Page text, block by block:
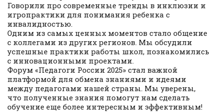
Говорили про современные тренды в инклюзии и
игропрактики для понимания ребенка с
инвалидностью.
Одним из самых ценных моментов стало общение
с коллегами из других регионов. Мы обсудили
успешные практики работы школ, познакомились
с инновационными проектами.
Форум «Педагоги России 2025» стал важной
платформой для обмена знаниями и идеями
между педагогами нашей страны. Мы уверены,
что полученные знания помогут нам сделать
обучение еще более интересным и эффективным!